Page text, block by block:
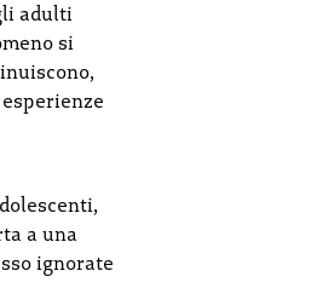
adulti
si
a una
ignorate